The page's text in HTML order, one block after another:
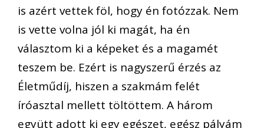
is azért vettek föl, hogy én fotózzak. Nem
is vette volna jól ki magát, ha én
választom ki a képeket és a magamét
teszem be. Ezért is nagyszerű érzés az
Életműdíj, hiszen a szakmám felét
íróasztal mellett töltöttem. A három
együtt adott ki egy egészet, egész pályám